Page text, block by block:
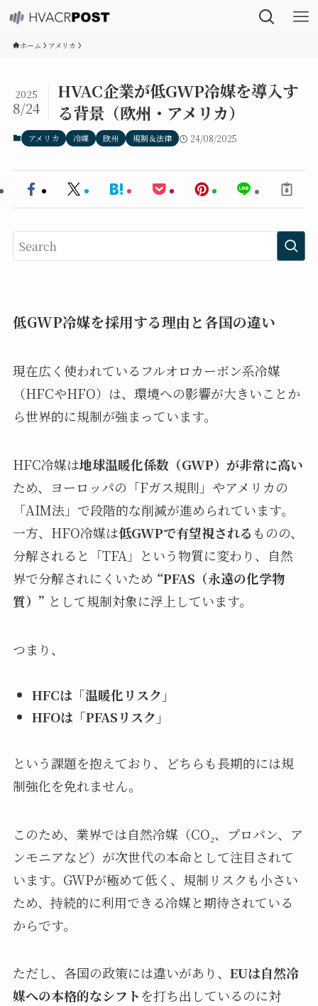
ホーム アメリカ
HVAC企業が低GWP冷媒を導入す
る背景（欧州・アメリカ）
2025
8/24
アメリカ 冷媒 欧州 規制＆法律 24/08/2025
低GWP冷媒を採用する理由と各国の違い
現在広く使われているフルオロカーボン系冷媒
（HFCやHFO）は、環境への影響が大きいことか
ら世界的に規制が強まっています。
HFC冷媒は地球温暖化係数（GWP）が非常に高い
ため、ヨーロッパの「Fガス規則」やアメリカの
「AIM法」で段階的な削減が進められています。
一方、HFO冷媒は低GWPで有望視される ものの、
分解されると「TFA」という物質に変わり、自然
界で分解されにくいため “PFAS（永遠の化学物
質）” として規制対象に浮上しています。
つまり、
HFCは「温暖化リスク」
HFOは「PFASリスク」
という課題を抱えており、どちらも長期的には規
制強化を免れません。
このため、業界では自然冷媒（CO₂、プロパン、ア
ンモニアなど）が次世代の本命として注目されて
います。GWPが極めて低く、規制リスクも小さい
ため、持続的に利用できる冷媒と期待されている
からです。
ただし、各国の政策には違いがあり、 EUは自然冷
媒への本格的なシフトを打ち出しているのに対